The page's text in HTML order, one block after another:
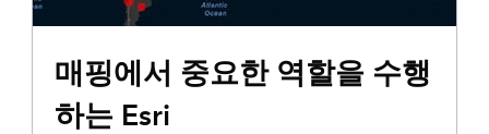
매핑에서 중요한 역할을 수행
하는 Esri